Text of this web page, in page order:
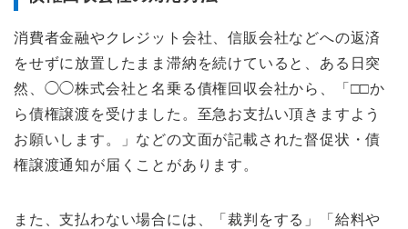
消費者金融やクレジット会社、信販会社などへの返済
をせずに放置したまま滞納を続けていると、ある日突
然、◯◯株式会社と名乗る債権回収会社から、「□□か
ら債権譲渡を受けました。至急お支払い頂きますよう
お願いします。」などの文面が記載された督促状・債
権譲渡通知が届くことがあります。
また、支払わない場合には、「裁判をする」「給料や